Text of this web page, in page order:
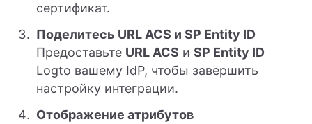
сертификат.
Поделитесь URL ACS и SP Entity ID
Предоставьте URL ACS и SP Entity ID
Logto вашему IdP, чтобы завершить
настройку интеграции.
Отображение атрибутов